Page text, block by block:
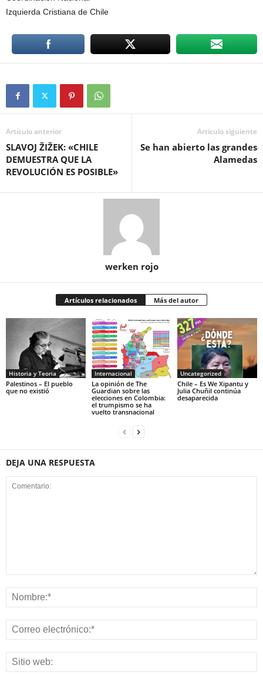
Izquierda Cristiana de Chile
Artículo anterior
SLAVOJ ŽIŽEK: «CHILE
DEMUESTRA QUE LA
REVOLUCIÓN ES POSIBLE»
Artículo siguiente
Se han abierto las grandes
Alamedas
werken rojo
Artículos relacionados Más del autor
Historia y Teoria
Palestinos – El pueblo
que no existió
Internacional
La opinión de The
Guardian sobre las
elecciones en Colombia:
el trumpismo se ha
vuelto transnacional
Uncategorized
Chile – Es We Xipantu y
Julia Chuñil continúa
desaparecida
DEJA UNA RESPUESTA